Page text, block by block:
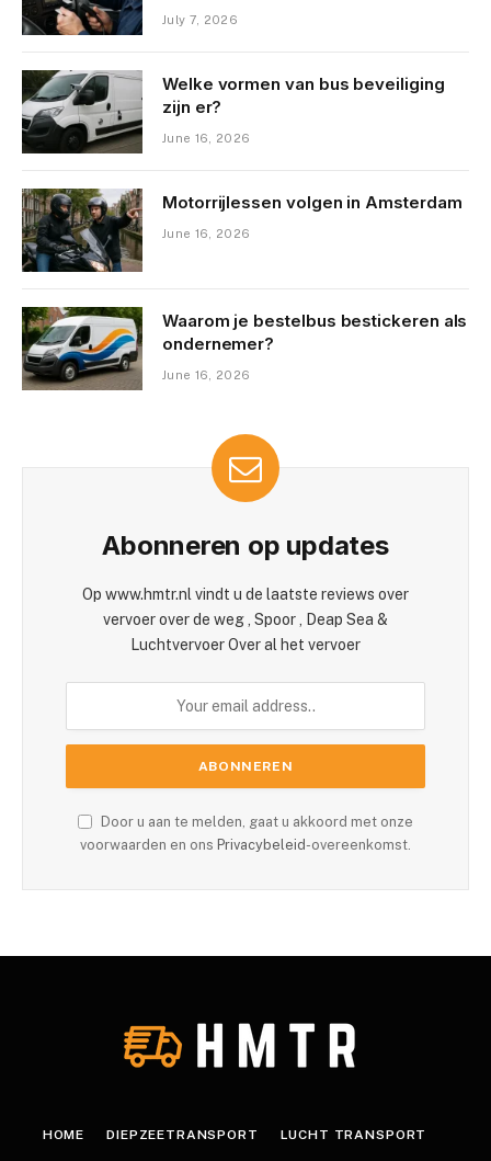
July 7, 2026
Welke vormen van bus beveiliging
zijn er?
June 16, 2026
Motorrijlessen volgen in Amsterdam
June 16, 2026
Waarom je bestelbus bestickeren als
ondernemer?
June 16, 2026
Abonneren op updates
Op www.hmtr.nl vindt u de laatste reviews over
vervoer over de weg , Spoor , Deap Sea &
Luchtvervoer Over al het vervoer
Door u aan te melden, gaat u akkoord met onze
voorwaarden en ons Privacybeleid-overeenkomst.
HOME DIEPZEETRANSPORT LUCHT TRANSPORT